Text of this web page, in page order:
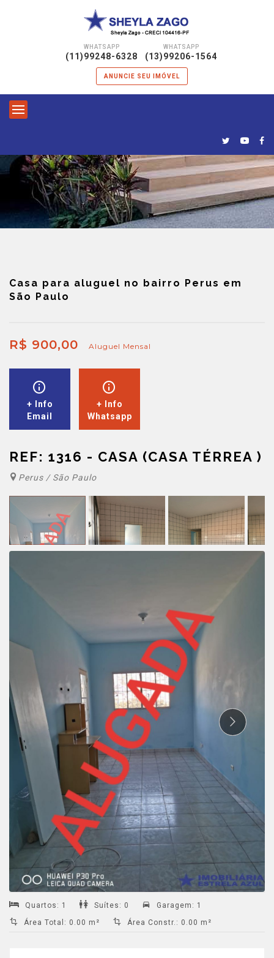
WHATSAPP
(11)99248-6328
WHATSAPP
(13)99206-1564
ANUNCIE SEU IMÓVEL
Casa para aluguel no bairro Perus em
São Paulo
R$ 900,00 Aluguel Mensal
+ Info
Email
+ Info
Whatsapp
REF: 1316 - CASA (CASA TÉRREA )
Perus / São Paulo
Quartos : 1 Suítes : 0 Garagem : 1
Área Total : 0.00 m² Área Constr. : 0.00 m²